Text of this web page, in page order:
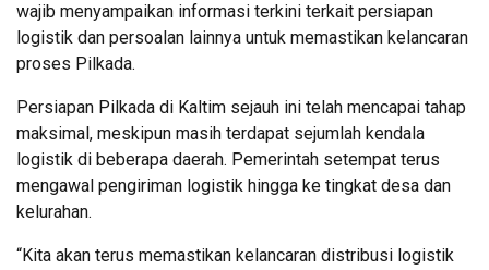
wajib menyampaikan informasi terkini terkait persiapan
logistik dan persoalan lainnya untuk memastikan kelancaran
proses Pilkada.
Persiapan Pilkada di Kaltim sejauh ini telah mencapai tahap
maksimal, meskipun masih terdapat sejumlah kendala
logistik di beberapa daerah. Pemerintah setempat terus
mengawal pengiriman logistik hingga ke tingkat desa dan
kelurahan.
“Kita akan terus memastikan kelancaran distribusi logistik